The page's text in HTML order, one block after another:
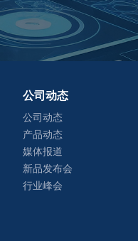
公司动态
公司动态
产品动态
媒体报道
新品发布会
行业峰会